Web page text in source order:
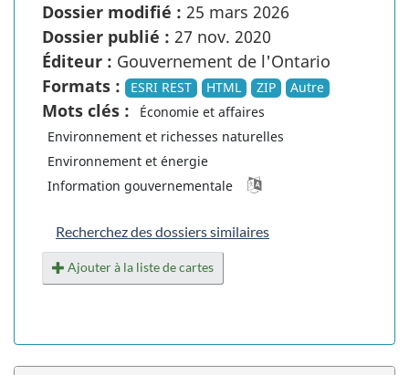
Dossier modifié : 25 mars 2026
Dossier publié : 27 nov. 2020
Éditeur : Gouvernement de l'Ontario
Formats :
ESRI REST HTML ZIP Autre
Mots clés :
Économie et affaires
Environnement et richesses naturelles
Environnement et énergie
Information gouvernementale
Recherchez des dossiers similaires
Ajouter à la liste de cartes